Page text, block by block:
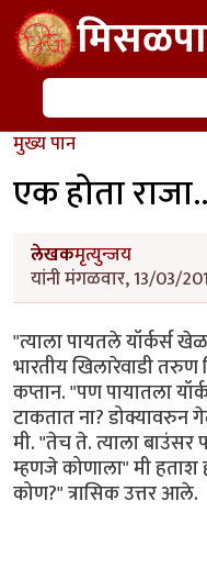
Skip to main content
शोध
मुख्य पान
एक होता
लेखकमृत्युन्जय
यांनी मंगळवार, 13/03/
"त्याला पायतले यॉर्कर्स
भारतीय खिलारेवाडी तरुण
कप्तान. "पण पायातला
टाकतात ना? डोक्यावरुन
मी. "तेच ते. त्याला
म्हणजे कोणाला" मी हताश
कोण?" त्रासिक उत्तर आले.